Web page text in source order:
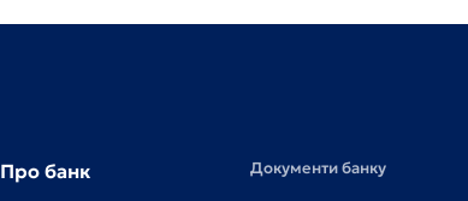
Про банк Документи банку